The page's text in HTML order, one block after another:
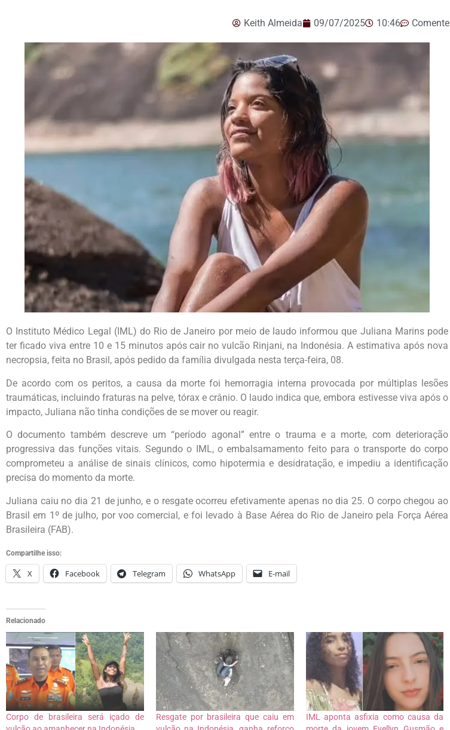
Keith Almeida 09/07/2025 10:46 Comente
O Instituto Médico Legal (IML) do Rio de Janeiro por meio de laudo informou que Juliana Marins pode
ter ficado viva entre 10 e 15 minutos após cair no vulcão Rinjani, na Indonésia. A estimativa após nova
necropsia, feita no Brasil, após pedido da família divulgada nesta terça-feira, 08.
De acordo com os peritos, a causa da morte foi hemorragia interna provocada por múltiplas lesões
traumáticas, incluindo fraturas na pelve, tórax e crânio. O laudo indica que, embora estivesse viva após o
impacto, Juliana não tinha condições de se mover ou reagir.
O documento também descreve um “período agonal” entre o trauma e a morte, com deterioração
progressiva das funções vitais. Segundo o IML, o embalsamamento feito para o transporte do corpo
comprometeu a análise de sinais clínicos, como hipotermia e desidratação, e impediu a identificação
precisa do momento da morte.
Juliana caiu no dia 21 de junho, e o resgate ocorreu efetivamente apenas no dia 25. O corpo chegou ao
Brasil em 1º de julho, por voo comercial, e foi levado à Base Aérea do Rio de Janeiro pela Força Aérea
Brasileira (FAB).
Compartilhe isso:
X Facebook Telegram WhatsApp E-mail
Relacionado
Corpo de brasileira será içado de
Resgate por brasileira que caiu em
IML aponta asfixia como causa da